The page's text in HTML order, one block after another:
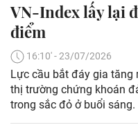
VN-Index lấy lại
điểm
16:10' - 23/07/2026
Lực cầu bắt đáy gia tăng
thị trường chứng khoán
trong sắc đỏ ở buổi sáng.